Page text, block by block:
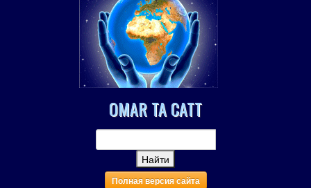
OMAR TA CATT
Полная версия сайта